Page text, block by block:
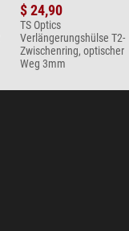
$ 24,90
TS Optics
Verlängerungshülse T2-
Zwischenring, optischer
Weg 3mm